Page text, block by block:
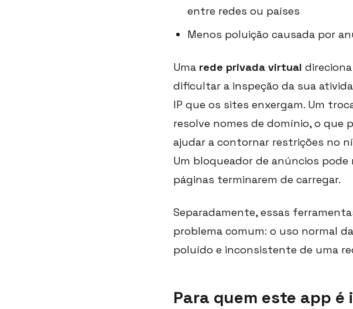
entre redes ou países
Menos poluição causada por
Uma rede privada virtual
dificultar a inspeção da sua
IP que os sites enxergam. Um
resolve nomes de domínio, o que
ajudar a contornar restrições no
Um bloqueador de anúncios
páginas terminarem de carregar.
Separadamente, essas
problema comum: o uso normal
poluído e inconsistente de uma
Para quem este app é